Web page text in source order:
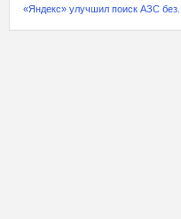
«Яндекс» улучшил поиск АЗС без...